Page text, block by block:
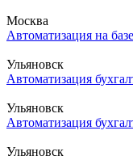
Москва
Автоматизация на
Ульяновск
Автоматизация
Ульяновск
Автоматизация
Ульяновск